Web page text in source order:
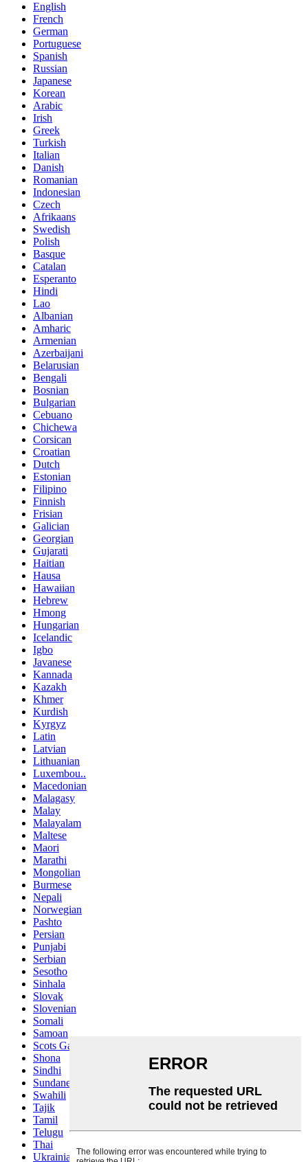
English
French
German
Portuguese
Spanish
Russian
Japanese
Korean
Arabic
Irish
Greek
Turkish
Italian
Danish
Romanian
Indonesian
Czech
Afrikaans
Swedish
Polish
Basque
Catalan
Esperanto
Hindi
Lao
Albanian
Amharic
Armenian
Azerbaijani
Belarusian
Bengali
Bosnian
Bulgarian
Cebuano
Chichewa
Corsican
Croatian
Dutch
Estonian
Filipino
Finnish
Frisian
Galician
Georgian
Gujarati
Haitian
Hausa
Hawaiian
Hebrew
Hmong
Hungarian
Icelandic
Igbo
Javanese
Kannada
Kazakh
Khmer
Kurdish
Kyrgyz
Latin
Latvian
Lithuanian
Luxembou..
Macedonian
Malagasy
Malay
Malayalam
Maltese
Maori
Marathi
Mongolian
Burmese
Nepali
Norwegian
Pashto
Persian
Punjabi
Serbian
Sesotho
Sinhala
Slovak
Slovenian
Somali
Samoan
Scots Gaelic
Shona
Sindhi
Sundanese
Swahili
Tajik
Tamil
Telugu
Thai
Ukrainian